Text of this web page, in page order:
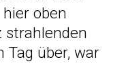
oben
strahlenden
Tag über, war